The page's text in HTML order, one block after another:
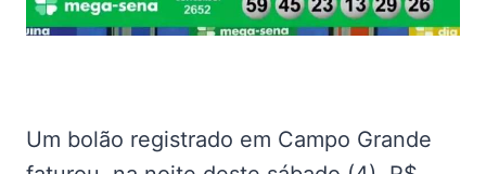
Um bolão registrado em Campo Grande